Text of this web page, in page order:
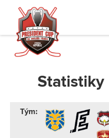
Statistiky
Tým: